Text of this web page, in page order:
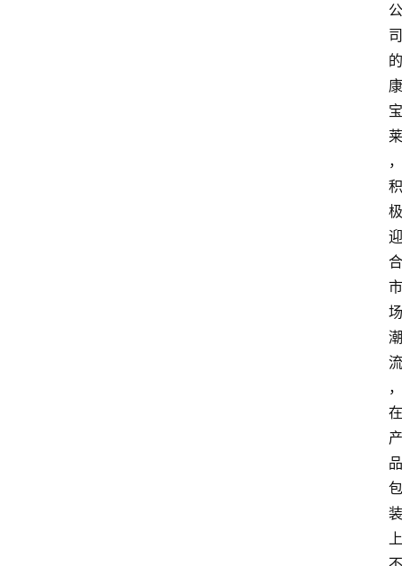
公
司
的
康
宝
莱
，
积
极
迎
合
市
场
潮
流
，
在
产
品
包
装
上